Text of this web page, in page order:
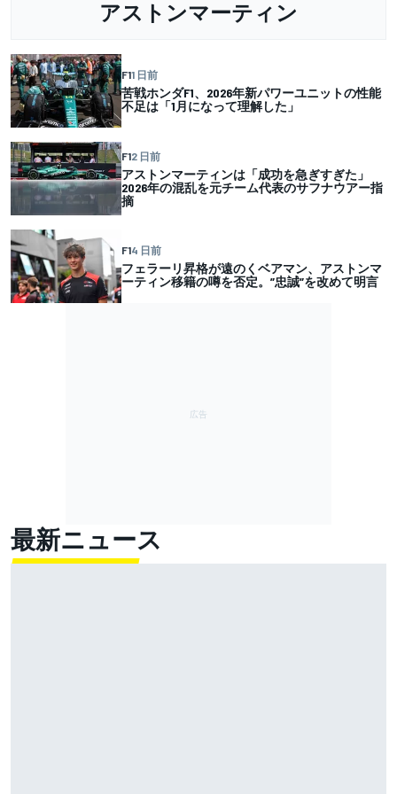
アストンマーティン
F11 日前
苦戦ホンダF1、2026年新パワーユニットの性能
不足は「1月になって理解した」
F12 日前
アストンマーティンは「成功を急ぎすぎた」
2026年の混乱を元チーム代表のサフナウアー指
摘
F14 日前
フェラーリ昇格が遠のくベアマン、アストンマ
ーティン移籍の噂を否定。”忠誠”を改めて明言
最新ニュース